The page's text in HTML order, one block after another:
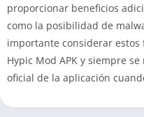
proporcionar beneficios
como la posibilidad de
importante considerar
Hypic Mod APK y siempre
oficial de la aplicación